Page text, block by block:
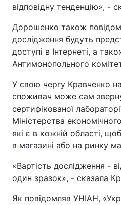
відповідну тенденцію», -
Дорошенко також
дослідження будуть
доступі в Інтернеті, а
Антимонопольного
У свою чергу Кравченко
споживач може сам
сертифікованої
Міністерства
які є в кожній області,
в магазині або на ринку
«Вартість дослідження -
один зразок», - сказала
Як повідомляв УНІАН,